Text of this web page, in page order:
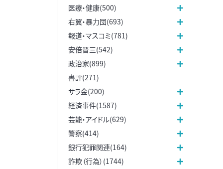
医療・健康(500)
右翼・暴力団(693)
報道・マスコミ(781)
安倍晋三(542)
政治家(899)
書評(271)
サラ金(200)
経済事件(1587)
芸能・アイドル(629)
警察(414)
銀行犯罪関連(164)
詐欺（行為）(1744)